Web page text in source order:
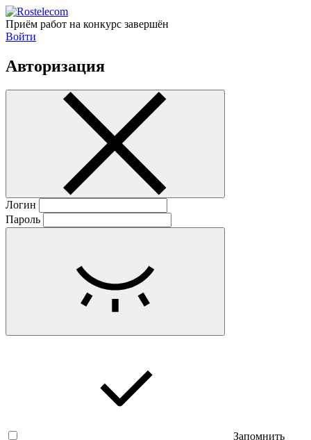
Приём работ на конкурс завершён
Войти
Авторизация
Логин
Пароль
Запомнить